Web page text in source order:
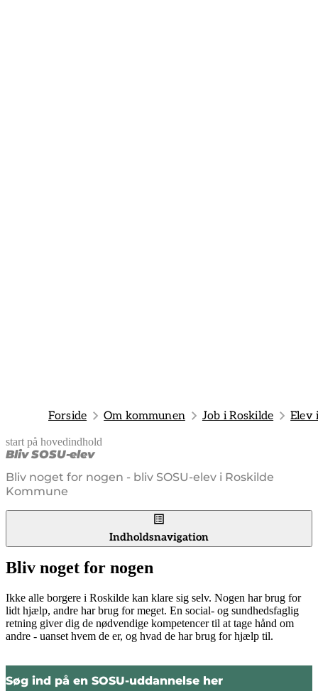
Forside Om kommunen Job i Roskilde Elev
start på hovedindhold
Bliv SOSU-elev
Bliv noget for nogen - bliv SOSU-elev i Roskilde
Kommune
senest opdateret 12. maj 2026
Indholdsnavigation
Bliv noget for nogen
Ikke alle borgere i Roskilde kan klare sig selv. Nogen har brug for
lidt hjælp, andre har brug for meget. En social- og sundhedsfaglig
retning giver dig de nødvendige kompetencer til at tage hånd om
andre - uanset hvem de er, og hvad de har brug for hjælp til.
Søg ind på en SOSU-uddannelse her